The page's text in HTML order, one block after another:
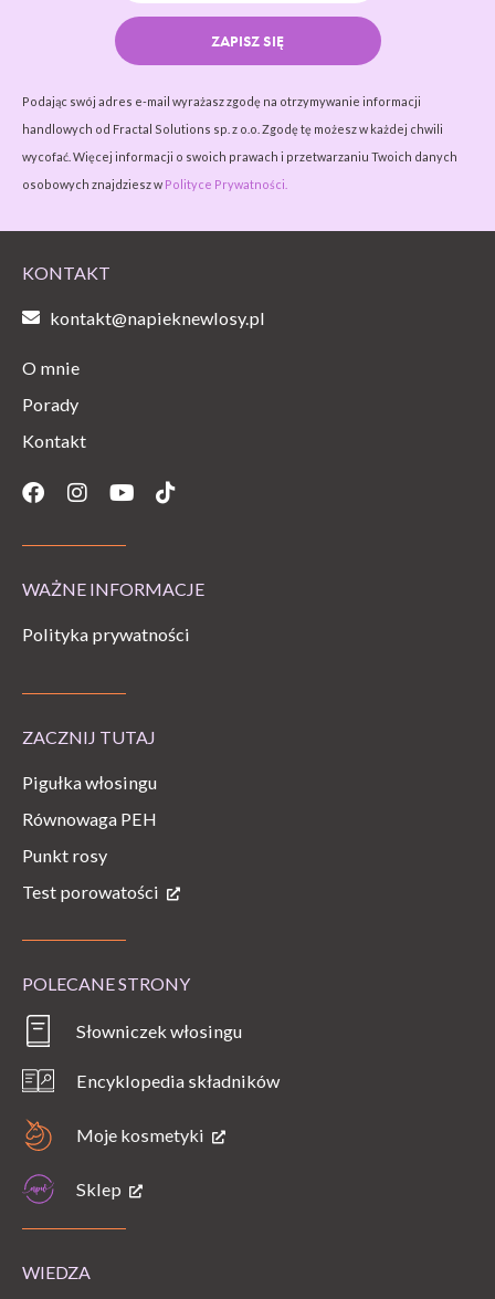
ZAPISZ SIĘ
Podając swój adres e-mail wyrażasz zgodę na otrzymywanie informacji
handlowych od Fractal Solutions sp. z o.o. Zgodę tę możesz w każdej chwili
wycofać. Więcej informacji o swoich prawach i przetwarzaniu Twoich danych
osobowych znajdziesz w Polityce Prywatności.
KONTAKT
kontakt@napieknewlosy.pl
O mnie
Porady
Kontakt
Facebook
Instagram
YoutubeTiktok
WAŻNE INFORMACJE
Polityka prywatności
ZACZNIJ TUTAJ
Pigułka włosingu
Równowaga PEH
Punkt rosy
Test porowatości
POLECANE STRONY
Słowniczek włosingu
Encyklopedia składników
Moje kosmetyki
Sklep
WIEDZA